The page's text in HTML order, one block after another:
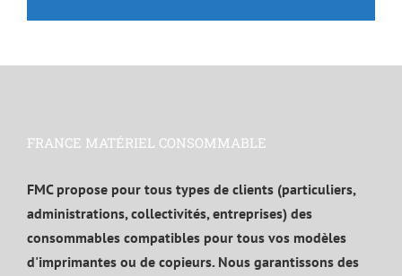
FRANCE MATÉRIEL CONSOMMABLE
FMC propose pour tous types de clients (particuliers,
administrations, collectivités, entreprises) des
consommables compatibles pour tous vos modèles
d'imprimantes ou de copieurs. Nous garantissons des